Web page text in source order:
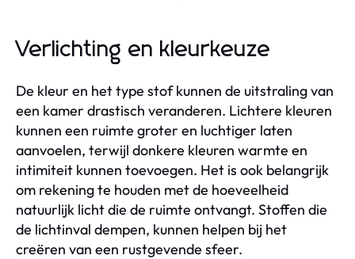
Verlichting en kleurkeuze
De kleur en het type stof kunnen de uitstraling van
een kamer drastisch veranderen. Lichtere kleuren
kunnen een ruimte groter en luchtiger laten
aanvoelen, terwijl donkere kleuren warmte en
intimiteit kunnen toevoegen. Het is ook belangrijk
om rekening te houden met de hoeveelheid
natuurlijk licht die de ruimte ontvangt. Stoffen die
de lichtinval dempen, kunnen helpen bij het
creëren van een rustgevende sfeer.